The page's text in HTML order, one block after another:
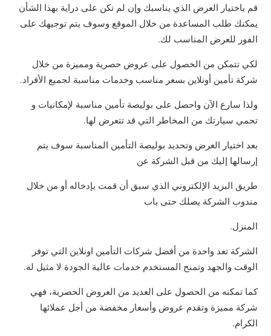
قم باختيار العرض الذي يناسبك وإن لم تكن على دراية بهذا الشأن
يمكنك طلب المساعدة من خلال الموقع وسوف يتم توجيهك على
الفور للعرض المناسب لك.
لكي تتمكن من الحصول على عروض حصرية ومميزة من خلال
شركة تأمين أونلاين بسعر مناسب وخدمات مناسبة لجميع الأفراد.
ولذا سارع الآن واحصل على بوليصة تأمين مناسبة لإمكانيات و
تحمي سيارتك من المخاطر التي قد تتعرض لها.
بعد اختيار العرض وتحديد بوليصة التأمين المناسبة سوف يتم
إرسالها إليك من قبل الشركة عن
طريق البريد الإلكتروني الذي سبق أن قمت بإدخاله أو من خلال
مندوب الشركة يصلك حتى باب
المنزل.
الشركة تعد واحدة من أفضل شركات التأمين اونلاين التي توفر
الوقت والجهد وتمنح المستخدم خدمات عالية الجودة لا مثيل له.
كما تمكنه من الحصول على العديد من العروض الحصرية، فهي
شركة مميزة وتقدم عروض وأسعار مخفضة من أجل عملائها
الكرام.